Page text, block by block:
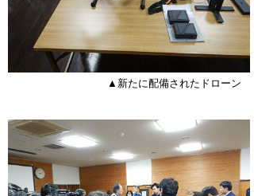
▲新たに配備されたドローン